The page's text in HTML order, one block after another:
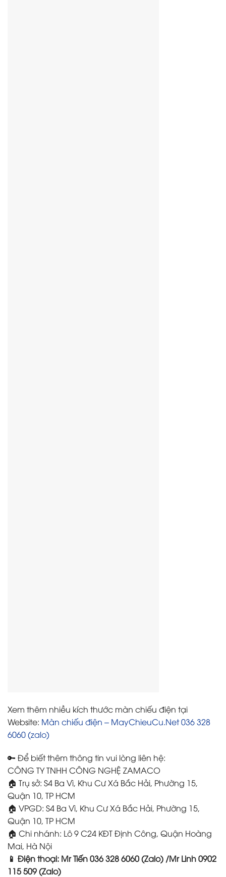
Xem thêm nhiều kích thước màn chiếu điện tại
Website: Màn chiếu điện – MayChieuCu.Net 036 328
6060 (zalo)
🔑 Để biết thêm thông tin vui lòng liên hệ:
CÔNG TY TNHH CÔNG NGHỆ ZAMACO
🏠 Trụ sở: S4 Ba Vì, Khu Cư Xá Bắc Hải, Phường 15,
Quận 10, TP HCM
🏠 VPGD: S4 Ba Vì, Khu Cư Xá Bắc Hải, Phường 15,
Quận 10, TP HCM
🏠 Chi nhánh: Lô 9 C24 KĐT Định Công, Quận Hoàng
Mai, Hà Nội
📱 Điện thoại: Mr Tiến 036 328 6060 (Zalo) /Mr Linh 0902
115 509 (Zalo)